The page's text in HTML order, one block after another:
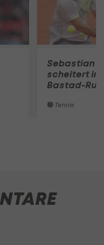
Sebastian
scheitert in
Bastad-
Tennis